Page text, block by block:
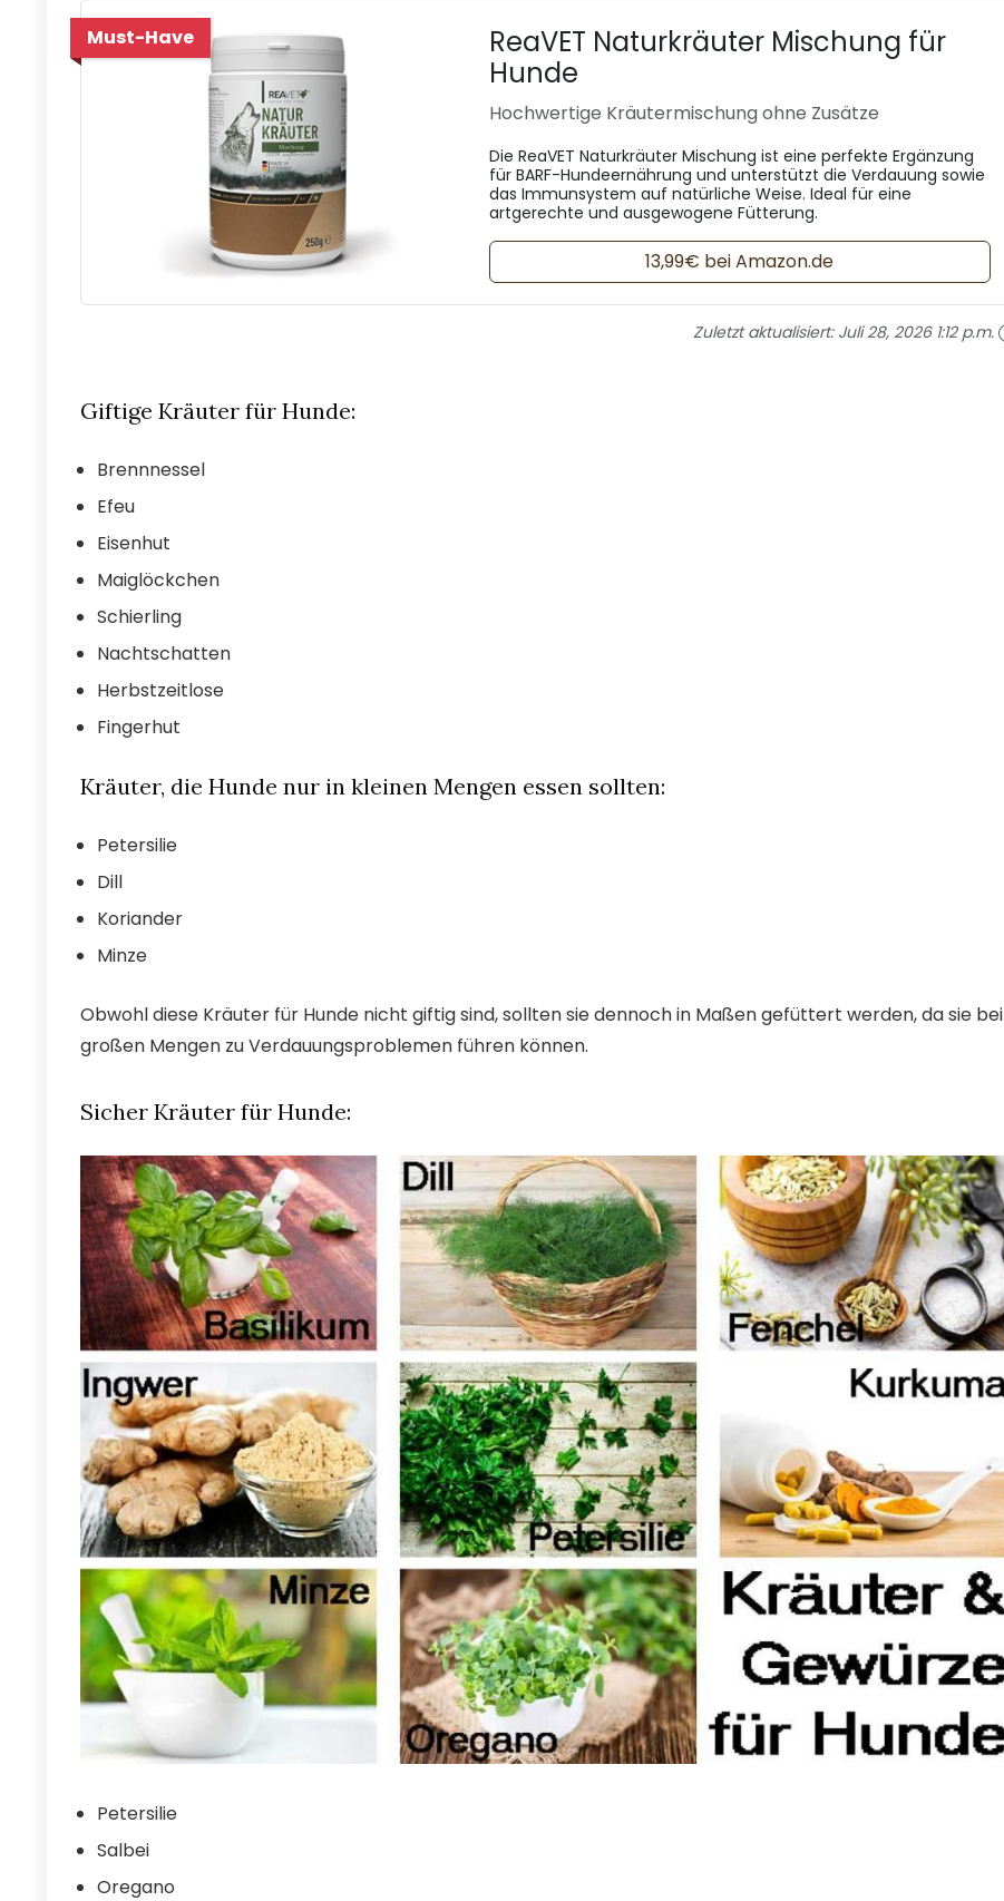
Must-Have
ReaVET Naturkräuter Mischung für
Hunde
Hochwertige Kräutermischung ohne Zusätze
Die ReaVET Naturkräuter Mischung ist eine perfekte Ergänzung
für BARF-Hundeernährung und unterstützt die Verdauung sowie
das Immunsystem auf natürliche Weise. Ideal für eine
artgerechte und ausgewogene Fütterung.
13,99€ bei Amazon.de
Zuletzt aktualisiert: Juli 28, 2026 1:12 p.m.
Giftige Kräuter für Hunde:
Brennnessel
Efeu
Eisenhut
Maiglöckchen
Schierling
Nachtschatten
Herbstzeitlose
Fingerhut
Kräuter, die Hunde nur in kleinen Mengen essen sollten:
Petersilie
Dill
Koriander
Minze
Obwohl diese Kräuter für Hunde nicht giftig sind, sollten sie dennoch in Maßen gefüttert werden, da sie bei
großen Mengen zu Verdauungsproblemen führen können.
Sicher Kräuter für Hunde:
Petersilie
Salbei
Oregano